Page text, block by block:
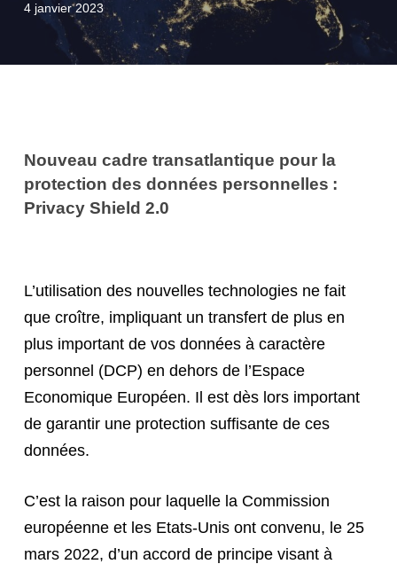
4 janvier 2023
Nouveau cadre transatlantique pour la
protection des données personnelles :
Privacy Shield 2.0
L’utilisation des nouvelles technologies ne fait
que croître, impliquant un transfert de plus en
plus important de vos données à caractère
personnel (DCP) en dehors de l’Espace
Economique Européen. Il est dès lors important
de garantir une protection suffisante de ces
données.
C’est la raison pour laquelle la Commission
européenne et les Etats-Unis ont convenu, le 25
mars 2022, d’un accord de principe visant à